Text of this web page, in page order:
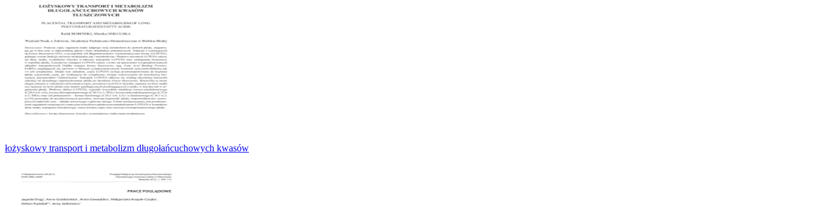
łożyskowy transport i metabolizm długołańcuchowych kwasów